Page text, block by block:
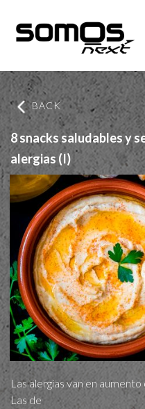
BACK
8 snacks saludables y
alergias (I)
Las alergias van en
Las de